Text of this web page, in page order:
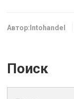
Автор:Intohandel
Поиск